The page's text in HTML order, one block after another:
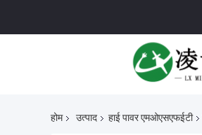
होम उत्पाद हाई पावर एमओएसएफईटी